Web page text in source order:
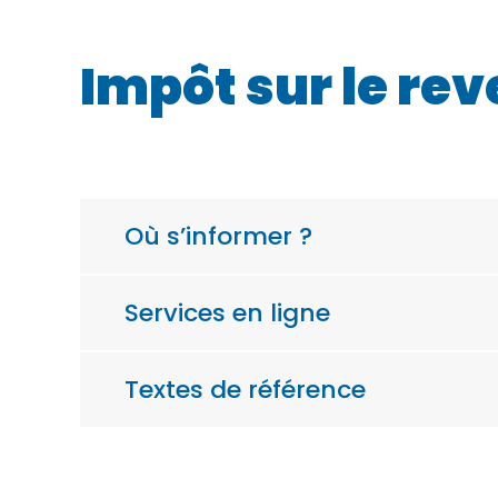
Impôt sur le
Où s’informer ?
Services en ligne
Textes de référence